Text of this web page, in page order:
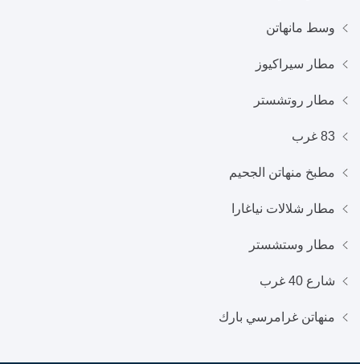
وسط مانهاتن
مطار سيراكيوز
مطار روتشستر
83 غرب
مطبخ منهاتن الجحيم
مطار شلالات نياغارا
مطار وستشستر
شارع 40 غرب
منهاتن غرامرسي بارك